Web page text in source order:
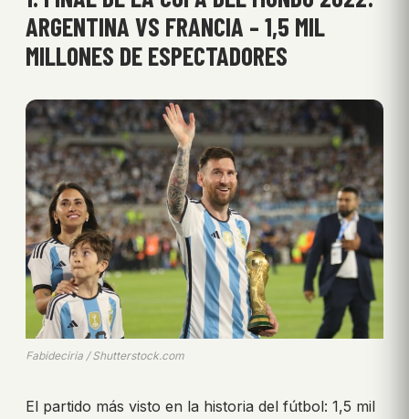
ARGENTINA VS FRANCIA – 1,5 MIL
MILLONES DE ESPECTADORES
Fabideciria / Shutterstock.com
El partido más visto en la historia del fútbol: 1,5 mil